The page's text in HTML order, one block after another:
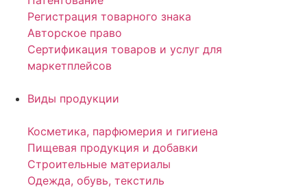
Регистрация товарного знака
Авторское право
Сертификация товаров и услуг для
маркетплейсов
Виды продукции
Косметика, парфюмерия и гигиена
Пищевая продукция и добавки
Строительные материалы
Одежда, обувь, текстиль